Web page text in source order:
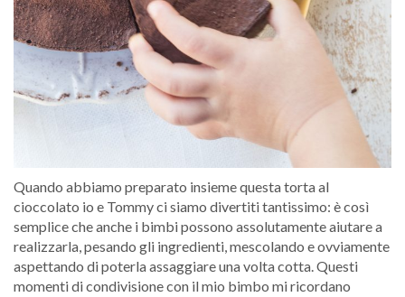
Quando abbiamo preparato insieme questa torta al
cioccolato io e Tommy ci siamo divertiti tantissimo: è così
semplice che anche i bimbi possono assolutamente aiutare a
realizzarla, pesando gli ingredienti, mescolando e ovviamente
aspettando di poterla assaggiare una volta cotta. Questi
momenti di condivisione con il mio bimbo mi ricordano